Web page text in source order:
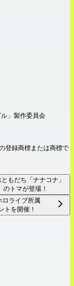
」製作委員会
登録商標または商標で
もだち「ナナコナ」
トマが登場！
ロライブ所属
トを開催！